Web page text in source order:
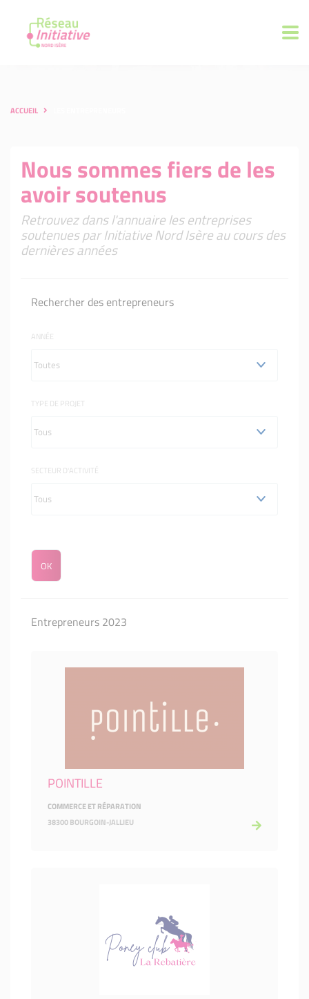
ACCUEIL
Nous sommes fiers de les
avoir soutenus
Retrouvez dans l'annuaire les entreprises
soutenues par Initiative Nord Isère au cours des
dernières années
Rechercher des entrepreneurs
ANNÉE
TYPE DE PROJET
SECTEUR D'ACTIVITÉ
Entrepreneurs 2023
POINTILLE
COMMERCE ET RÉPARATION
38300 BOURGOIN-JALLIEU